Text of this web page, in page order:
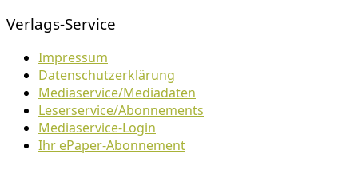
Verlags-Service
Impressum
Datenschutzerklärung
Mediaservice/Mediadaten
Leserservice/Abonnements
Mediaservice-Login
Ihr ePaper-Abonnement